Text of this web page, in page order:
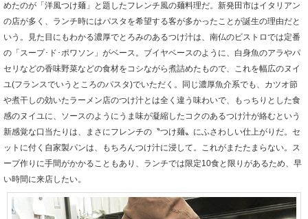
めたのが「洋風つけ麺」と題したフレンチ風の麺料理だ。新発田市はイタリアン
の店が多く、ランチ時にはパスタを希望する客が多かったことが誕生の理由だと
いう。見た目にもわかる濃厚でとろみのあるつけ汁は、南仏のビストロでは定番
の「スープ･ド･ポワソン」がベース。ブイヤベースのように、白身魚のアラやパ
セリなどの香味野菜などの食材をコシながら煮詰めたもので、これを幅広のヌイ
ユ(フランスでいうところのパスタ)でいただく。同じ濃厚魚介系でも、カツオ節
や煮干しの効いたラーメン店のつけ汁とは全く違う味わいで、もっちりとした食
感のヌイユに、ソースのようにうま味が凝縮したコクのあるつけ汁が絡むという
新感覚な口当たりは、まさにフレンチの〝つけ麺〟にふさわしい仕上がりだ。セ
ットに付く自家製パンは、もちろんつけ汁に浸して。これがまたたまらない。ス
ープ作りに手間がかかることもあり、ランチでは限定10食と限りがあるため、早
い時間に来店したい。